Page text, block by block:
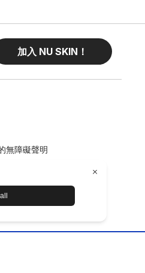
加入 NU SKIN！
無障礙聲明
维护